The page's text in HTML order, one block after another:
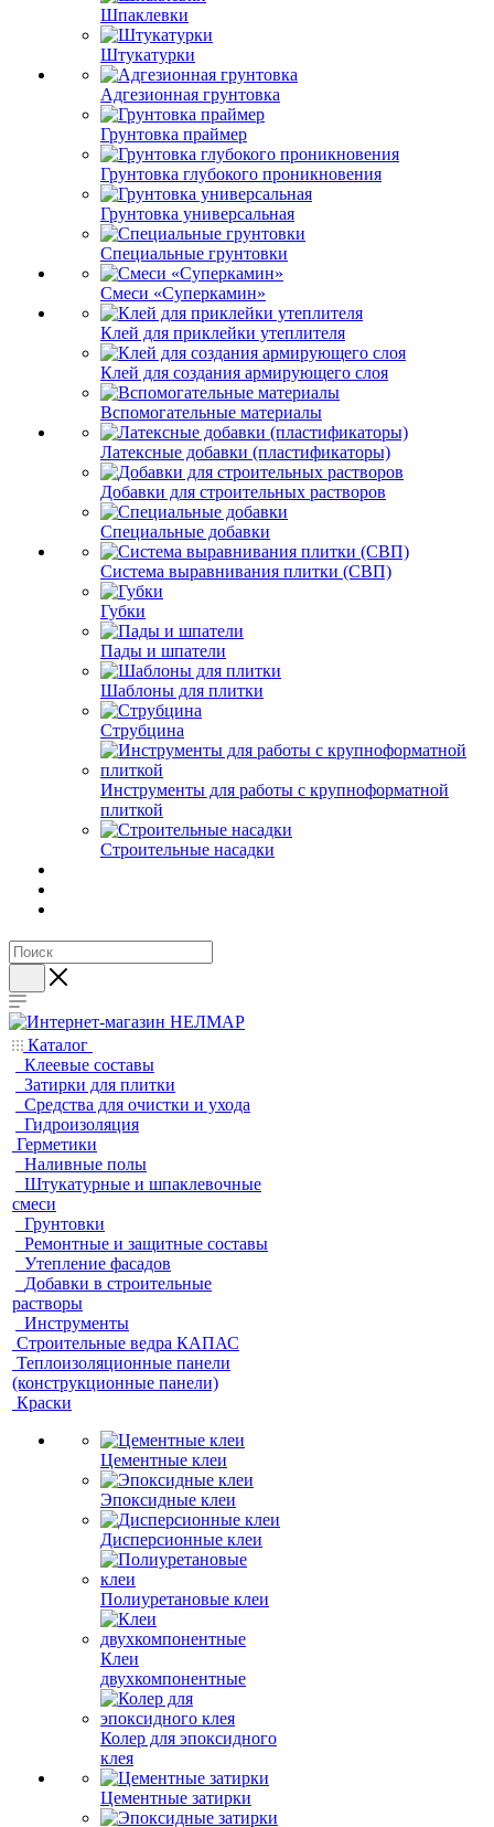
Шпаклевки
Штукатурки
Адгезионная грунтовка
Грунтовка праймер
Грунтовка глубокого проникновения
Грунтовка универсальная
Специальные грунтовки
Смеси «Суперкамин»
Клей для приклейки утеплителя
Клей для создания армирующего слоя
Вспомогательные материалы
Латексные добавки (пластификаторы)
Добавки для строительных растворов
Специальные добавки
Система выравнивания плитки (СВП)
Губки
Пады и шпатели
Шаблоны для плитки
Струбцина
Инструменты для работы с крупноформатной
плиткой
Строительные насадки
Каталог
Клеевые составы
Затирки для плитки
Средства для очистки и ухода
Гидроизоляция
Герметики
Наливные полы
Штукатурные и шпаклевочные
смеси
Грунтовки
Ремонтные и защитные составы
Утепление фасадов
Добавки в строительные
растворы
Инструменты
Строительные ведра КАПАС
Теплоизоляционные панели
(конструкционные панели)
Краски
Цементные клеи
Эпоксидные клеи
Дисперсионные клеи
Полиуретановые клеи
Клеи
двухкомпонентные
Колер для эпоксидного
клея
Цементные затирки